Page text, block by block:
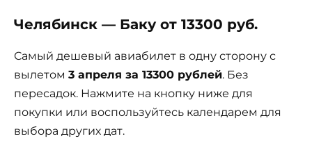
Челябинск — Баку от 13300 руб.
Самый дешевый авиабилет в одну сторону с
вылетом 3 апреля за 13300 рублей. Без
пересадок. Нажмите на кнопку ниже для
покупки или воспользуйтесь календарем для
выбора других дат.